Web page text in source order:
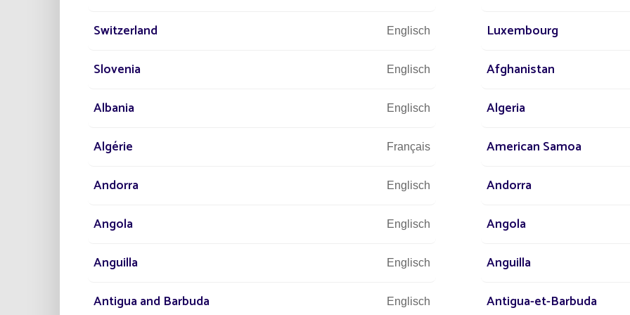
23
WELTWEIT
Mission!“
Ein verlässliches internationales Netzwerk
Wir sind in mehr als 50 Ländern vertreten und profitieren von einemNetzwerk mit über 100
Switzerland Englisch Luxembourg
Slovenia Englisch Afghanistan
Albania Englisch Algeria
Algérie Français American Samoa
Andorra Englisch Andorra
Angola Englisch Angola
Anguilla Englisch Anguilla
Antigua and Barbuda Englisch Antigua-et-Barbuda